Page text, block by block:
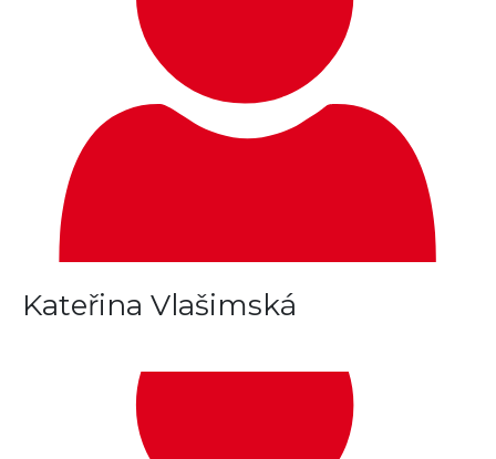
Kateřina Vlašimská